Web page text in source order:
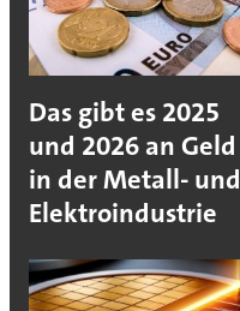
Das gibt es 2025
und 2026 an Geld
in der Metall- und
Elektroindustrie